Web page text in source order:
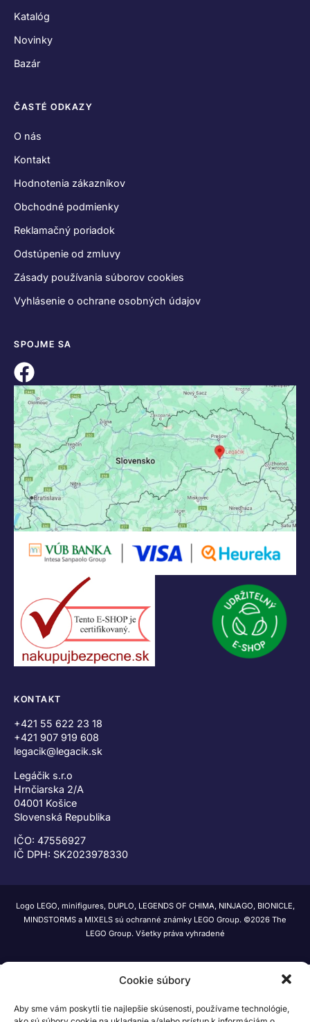
Cookie súbory
Aby sme vám poskytli tie najlepšie skúsenosti, používame technológie,
Katalóg
Novinky
Bazár
ČASTÉ ODKAZY
O nás
Kontakt
Hodnotenia zákazníkov
Obchodné podmienky
Reklamačný poriadok
Odstúpenie od zmluvy
Zásady používania súborov cookies
Vyhlásenie o ochrane osobných údajov
SPOJME SA
KONTAKT
+421 55 622 23 18
+421 907 919 608
legacik@legacik.sk
Legáčik s.r.o
Hrnčiarska 2/A
04001 Košice
Slovenská Republika
IČO: 47556927
IČ DPH: SK2023978330
Logo LEGO, minifigures, DUPLO, LEGENDS OF CHIMA, NINJAGO, BIONICLE,
MINDSTORMS a MIXELS sú ochranné známky LEGO Group. ©2026 The
LEGO Group. Všetky práva vyhradené